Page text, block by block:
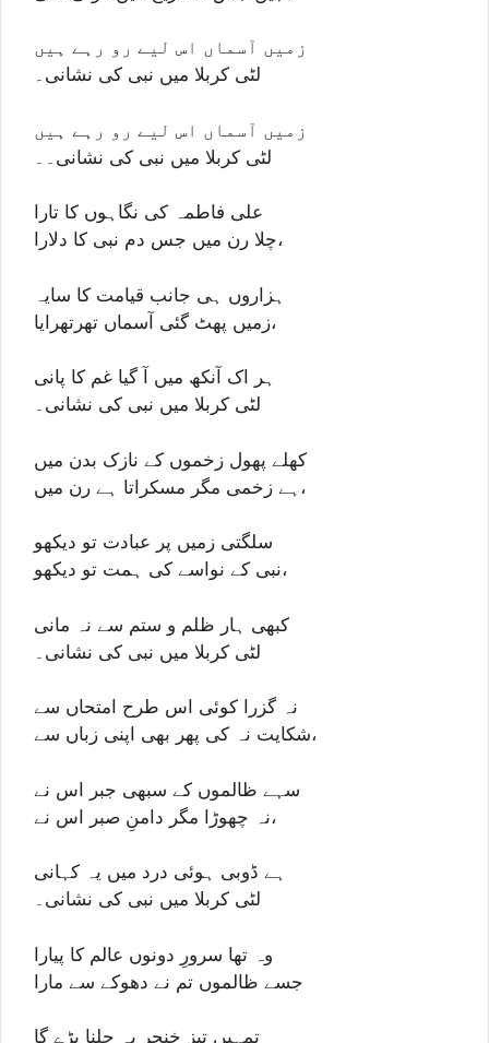
زمیں آسماں اس لیے رو رہے ہیں
لٹی کربلا میں نبی کی نشانی۔
زمیں آسماں اس لیے رو رہے ہیں
لٹی کربلا میں نبی کی نشانی۔۔
علی فاطمہ کی نگاہوں کا تارا
چلا رن میں جس دم نبی کا دلارا،
ہزاروں ہی جانب قیامت کا سایہ
زمیں پھٹ گئی آسماں تھرتھرایا،
ہر اک آنکھ میں آ گیا غم کا پانی
لٹی کربلا میں نبی کی نشانی۔
کھلے پھول زخموں کے نازک بدن میں
ہے زخمی مگر مسکراتا ہے رن میں،
سلگتی زمیں پر عبادت تو دیکھو
نبی کے نواسے کی ہمت تو دیکھو،
کبھی ہار ظلم و ستم سے نہ مانی
لٹی کربلا میں نبی کی نشانی۔
نہ گزرا کوئی اس طرح امتحاں سے
شکایت نہ کی پھر بھی اپنی زباں سے،
سہے ظالموں کے سبھی جبر اس نے
نہ چھوڑا مگر دامنِ صبر اس نے،
ہے ڈوبی ہوئی درد میں یہ کہانی
لٹی کربلا میں نبی کی نشانی۔
وہ تھا سرورِ دونوں عالم کا پیارا
جسے ظالموں تم نے دھوکے سے مارا
تمہیں تیز خنجر پہ چلنا پڑے گا